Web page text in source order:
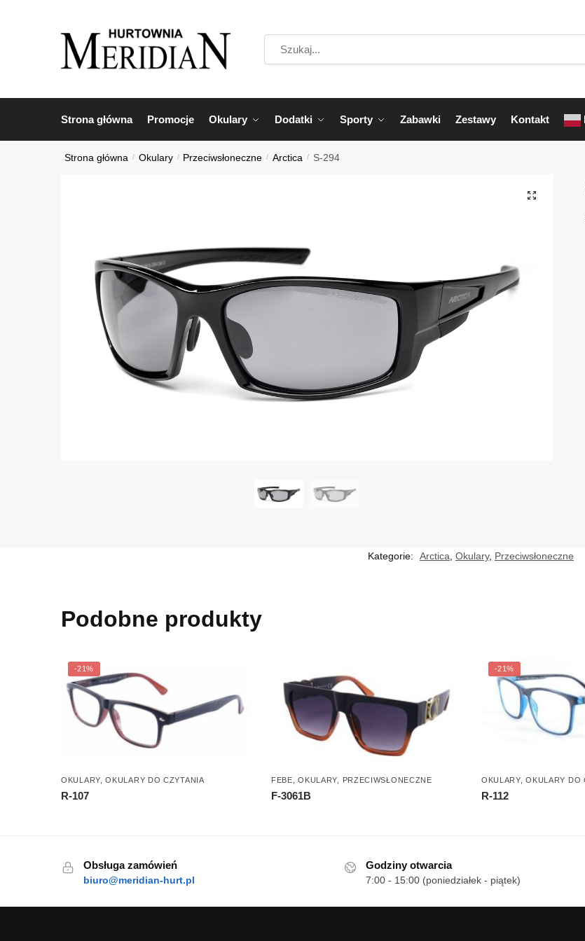
Strona główna Promocje Okulary Dodatki Sporty Zabawki Zestawy Kontakt
Strona główna / Okulary / Przeciwsłoneczne / Arctica / S-294
Kategorie: Arctica Okulary, Przeciwsłoneczne
Podobne produkty
-21%
OKULARY,OKULARY DO CZYTANIA
R-107
FEBE ,OKULARY PRZECIWSŁONECZNE
F-3061B
-21%
OKULARY,OKULARY DO
R-112
Obsługa zamówień
biuro@meridian-hurt.pl
Godziny otwarcia
7:00 - 15:00 (poniedziałek - piątek)